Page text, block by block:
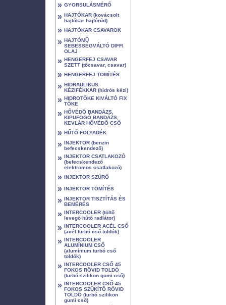
» GYORSULÁSMÉRŐ
» HAJTÓKAR (kovácsolt
hajtókar hajtórúd)
» HAJTÓKAR CSAVAROK
» HAJTÓMŰ
SEBESSÉGVÁLTÓ DIFFI
OLAJ
» HENGERFEJ CSAVAR
SZETT (tőcsavar, csavar)
» HENGERFEJ TÖMÍTÉS
» HIDRAULIKUS
KÉZIFÉKKAR (hidrós kézi)
» HIDROTŐKE KIVÁLTÓ FIX
TŐKE
» HŐVÉDŐ BANDÁZS,
KIPUFOGÓ BANDÁZS,
KEVLÁR HŐVÉDŐ CSŐ
» HŰTŐ FOLYADÉK
» INJEKTOR (benzin
befecskendező)
» INJEKTOR CSATLAKOZÓ
(befecskendező
elektromos csatlakozó)
» INJEKTOR SZŰRŐ
» INJEKTOR TÖMÍTÉS
» INJEKTOR TISZTÍTÁS ÉS
BEMÉRÉS
» INTERCOOLER (töltő
levegő hűtő radiátor)
» INTERCOOLER ACÉL CSŐ
(acél turbó cső toldók)
» INTERCOOLER
ALUMÍNIUM CSŐ
(alumínium turbó cső
toldók)
» INTERCOOLER CSŐ 45
FOKOS RÖVID TOLDÓ
(turbó szilikon gumi cső)
» INTERCOOLER CSŐ 45
FOKOS SZŰKÍTŐ RÖVID
TOLDÓ (turbó szilikon
gumi cső)